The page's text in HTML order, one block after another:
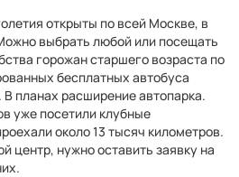
открыты по всей Москве, в
выбрать любой или посещать
горожан старшего возраста по
бесплатных автобуса
планах расширение автопарка.
уже посетили клубные
около 13 тысяч километров.
центр, нужно оставить заявку на